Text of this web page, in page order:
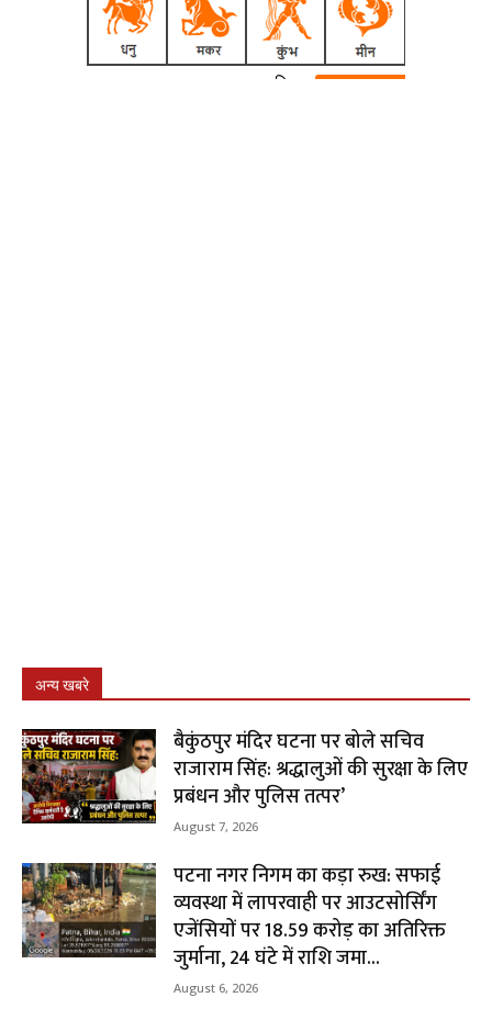
अन्य खबरे
बैकुंठपुर मंदिर घटना पर बोले सचिव
राजाराम सिंह: श्रद्धालुओं की सुरक्षा के लिए
प्रबंधन और पुलिस तत्पर’
August 7, 2026
पटना नगर निगम का कड़ा रुख: सफाई
व्यवस्था में लापरवाही पर आउटसोर्सिंग
एजेंसियों पर ₹18.59 करोड़ का अतिरिक्त
जुर्माना, 24 घंटे में राशि जमा...
August 6, 2026